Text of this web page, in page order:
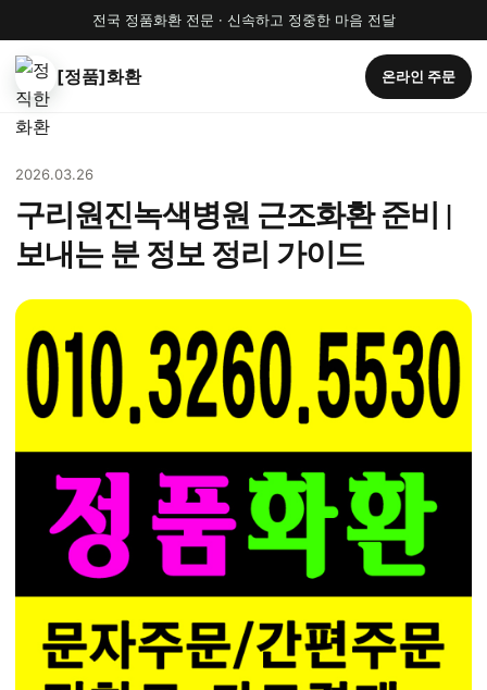
전국 정품화환 전문 · 신속하고 정중한 마음 전달
[정품]화환 온라인 주문
2026.03.26
구리원진녹색병원 근조화환 준비 |
보내는 분 정보 정리 가이드